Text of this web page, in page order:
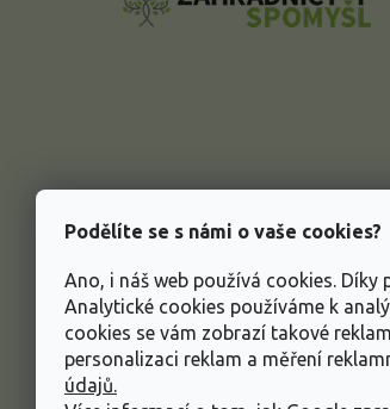
Podělíte se s námi o vaše cookies?
Ano, i náš web používá cookies.
Analytické cookies používáme k
cookies se vám zobrazí takové
personalizaci reklam a měření
údajů.